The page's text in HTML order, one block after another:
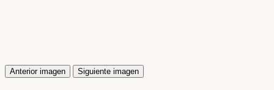
Anterior imagen Siguiente imagen